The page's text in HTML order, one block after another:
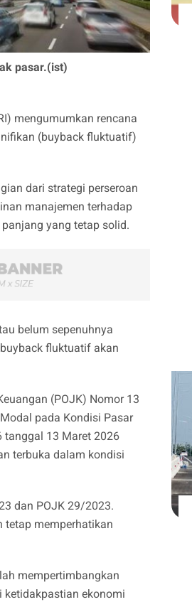
pasar.(ist)
mengumumkan rencana
(buyback fluktuatif)
dari strategi perseroan
manajemen terhadap
yang tetap solid.
belum sepenuhnya
fluktuatif akan
(POJK) Nomor 13
pada Kondisi Pasar
tanggal 13 Maret 2026
terbuka dalam kondisi
dan POJK 29/2023.
tetap memperhatikan
mempertimbangkan
ketidakpastian ekonomi